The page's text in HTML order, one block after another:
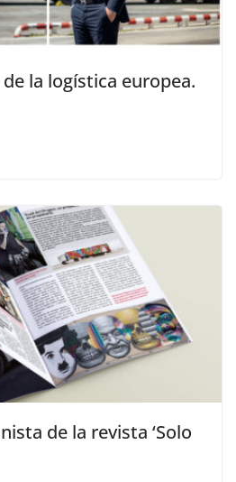
la logística europea.
de la revista ‘Solo